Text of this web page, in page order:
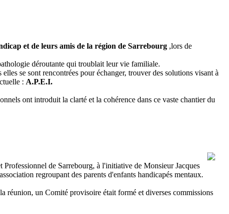
et de leurs amis de la région de Sarrebourg ,lors de
déroutante qui troublait leur vie familiale.
se sont rencontrées pour échanger, trouver des solutions visant à
: A.P.E.I.
ont introduit la clarté et la cohérence dans ce vaste chantier du
de Sarrebourg, à l'initiative de Monsieur Jacques
regroupant des parents d'enfants handicapés mentaux.
réunion, un Comité provisoire était formé et diverses commissions